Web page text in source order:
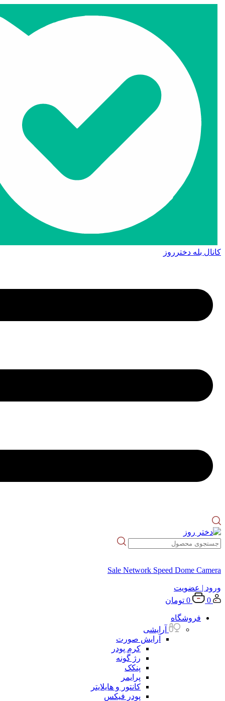
کانال بله دخترروز
Sale Network Speed Dome Camera
ورود | عضویت
0
0 تومان
فروشگاه
آرایشی
آرایش صورت
کرم پودر
رژ گونه
پنکک
پرایمر
کانتور و هایلایتر
پودر فیکس